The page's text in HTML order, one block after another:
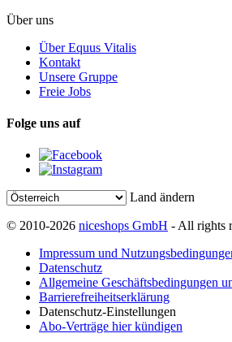
Über uns
Über Equus Vitalis
Kontakt
Unsere Gruppe
Freie Jobs
Folge uns auf
Land ändern
© 2010-2026 niceshops GmbH - All rights
Impressum und
Datenschutz
Allgemeine Geschäftsbedingungen
Barrierefreiheitserklärung
Datenschutz-Einstellungen
Abo-Verträge hier kündigen